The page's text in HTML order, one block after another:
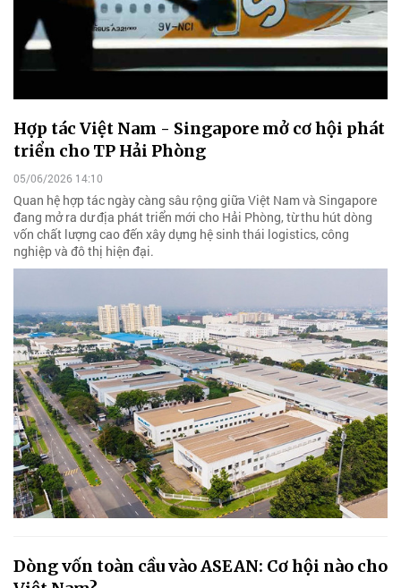
Hợp tác Việt Nam - Singapore mở cơ hội phát
triển cho TP Hải Phòng
05/06/2026 14:10
Quan hệ hợp tác ngày càng sâu rộng giữa Việt Nam và Singapore
đang mở ra dư địa phát triển mới cho Hải Phòng, từ thu hút dòng
vốn chất lượng cao đến xây dựng hệ sinh thái logistics, công
nghiệp và đô thị hiện đại.
Dòng vốn toàn cầu vào ASEAN: Cơ hội nào cho